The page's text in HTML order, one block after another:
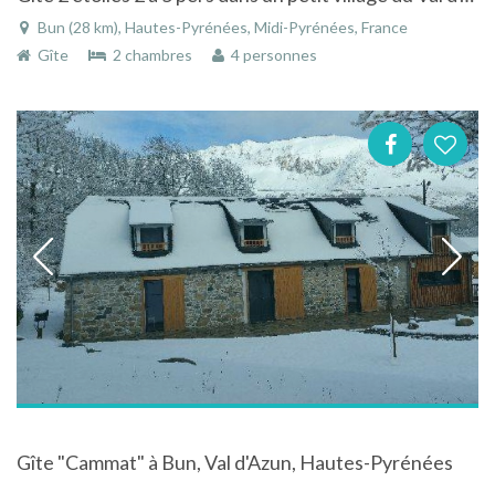
Bun (28 km), Hautes-Pyrénées, Midi-Pyrénées, France
Gîte
2 chambres 4 personnes
Gîte "Cammat" à Bun, Val d'Azun, Hautes-Pyrénées